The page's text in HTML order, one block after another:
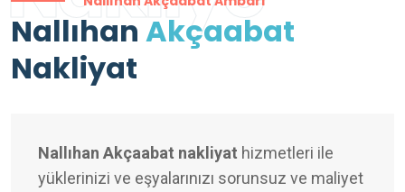
Nallıhan Akçaabat
Nakliyat
Nallıhan Akçaabat nakliyat hizmetleri ile
yüklerinizi ve eşyalarınızı sorunsuz ve maliyet